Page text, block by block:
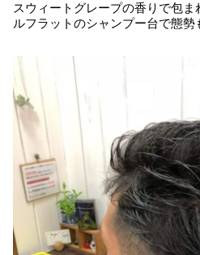
スウィートグレープの香りで包
ルフラットのシャンプー台で態